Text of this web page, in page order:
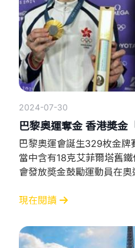
2024-07-30
巴黎奧運奪金 香港奬金
巴黎奧運會誕生329枚金牌
當中含有18克艾菲爾塔舊
會發放奬金鼓勵運動員在
勵，當中港隊的金牌得主可
名的港隊運動員，可獲「賽
頒發獎金金額較上屆東京奧運會
現在閱讀